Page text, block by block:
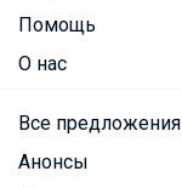
Помощь
О нас
Все предложения
Анонсы